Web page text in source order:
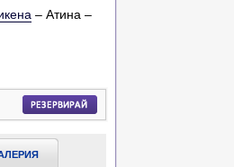
– Атина –